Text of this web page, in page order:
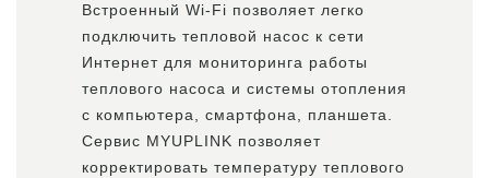
Встроенный Wi-Fi позволяет легко
подключить тепловой насос к сети
Интернет для мониторинга работы
теплового насоса и системы отопления
с компьютера, смартфона, планшета.
Сервис MYUPLINK позволяет
корректировать температуру теплового